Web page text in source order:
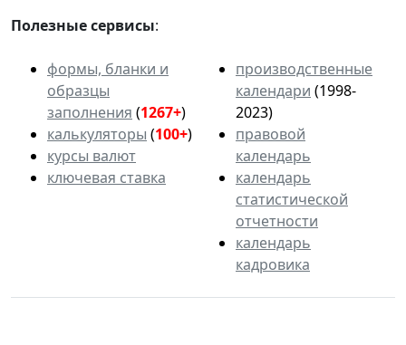
Полезные сервисы:
формы, бланки и
образцы
заполнения (1267+)
калькуляторы (100+)
курсы валют
ключевая ставка
производственные
календари (1998-
2023)
правовой
календарь
календарь
статистической
отчетности
календарь
кадровика